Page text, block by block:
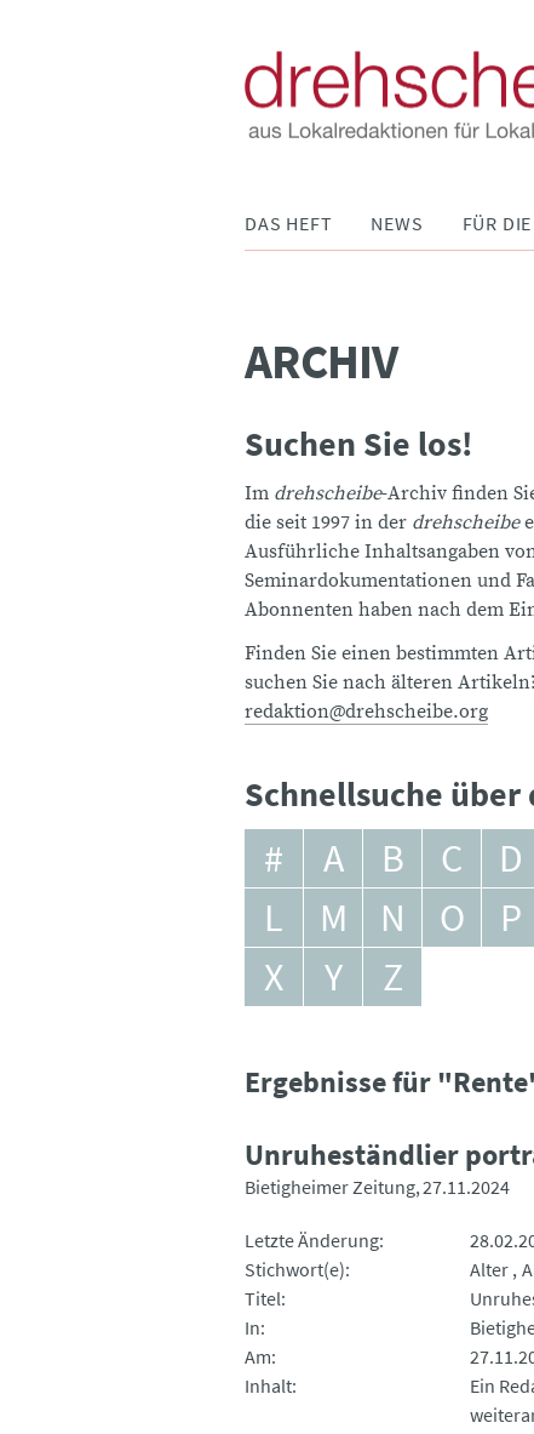
DAS HEFT NEWS FÜR
ARCHIV
Suchen Sie los!
Im drehscheibe-Archiv finden
die seit 1997 in der drehscheibe
Ausführliche Inhaltsangaben
Seminardokumentationen und
Abonnenten haben nach dem
Finden Sie einen bestimmten
suchen Sie nach älteren
redaktion@drehscheibe.org
Schnellsuche
# A B C D
L
M N O P
X
Y Z
Ergebnisse für
Unruheständlier
Bietigheimer Zeitung 27.11.2024
Letzte Änderung
Stichwort(e)
Alter
Titel
In
Am
Inhalt
Ein